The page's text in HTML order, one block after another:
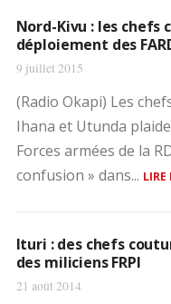
Nord-Kivu : les
déploiement des
9 juillet 2015
(Radio Okapi) Les
Ihana et Utunda
Forces armées de la
confusion » dans... LIRE
Ituri : des chefs
des miliciens FRPI
21 août 2014